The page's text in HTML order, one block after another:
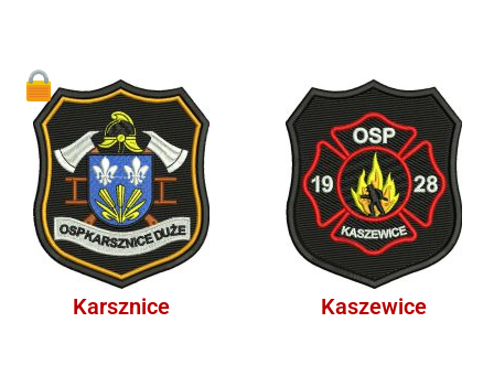
Karsznice Kaszewice